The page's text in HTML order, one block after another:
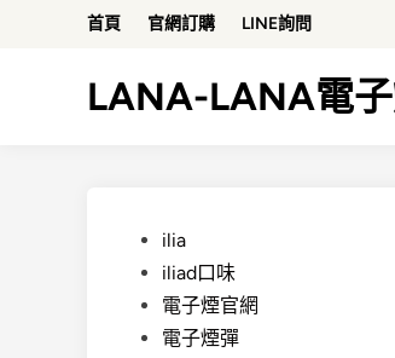
首頁 官網訂購 LINE詢問
LANA-LANA電
Posted
ilia
iliad口味
電子煙官網
電子煙彈